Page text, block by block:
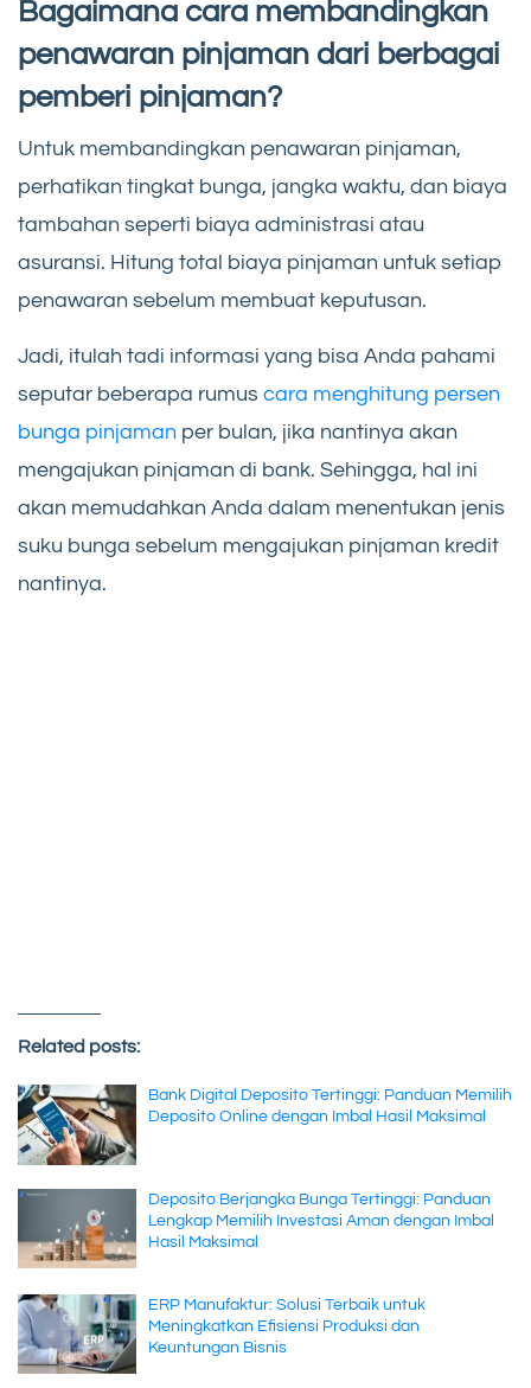
Bagaimana cara membandingkan
penawaran pinjaman dari berbagai
pemberi pinjaman?
Untuk membandingkan penawaran pinjaman,
perhatikan tingkat bunga, jangka waktu, dan biaya
tambahan seperti biaya administrasi atau
asuransi. Hitung total biaya pinjaman untuk setiap
penawaran sebelum membuat keputusan.
Jadi, itulah tadi informasi yang bisa Anda pahami
seputar beberapa rumus cara menghitung persen
bunga pinjaman per bulan, jika nantinya akan
mengajukan pinjaman di bank. Sehingga, hal ini
akan memudahkan Anda dalam menentukan jenis
suku bunga sebelum mengajukan pinjaman kredit
nantinya.
Related posts:
Bank Digital Deposito Tertinggi: Panduan Memilih
Deposito Online dengan Imbal Hasil Maksimal
Deposito Berjangka Bunga Tertinggi: Panduan
Lengkap Memilih Investasi Aman dengan Imbal
Hasil Maksimal
ERP Manufaktur: Solusi Terbaik untuk
Meningkatkan Efisiensi Produksi dan
Keuntungan Bisnis